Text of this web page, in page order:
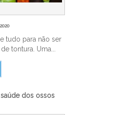
tudo para não ser
tontura. Uma...
dos ossos